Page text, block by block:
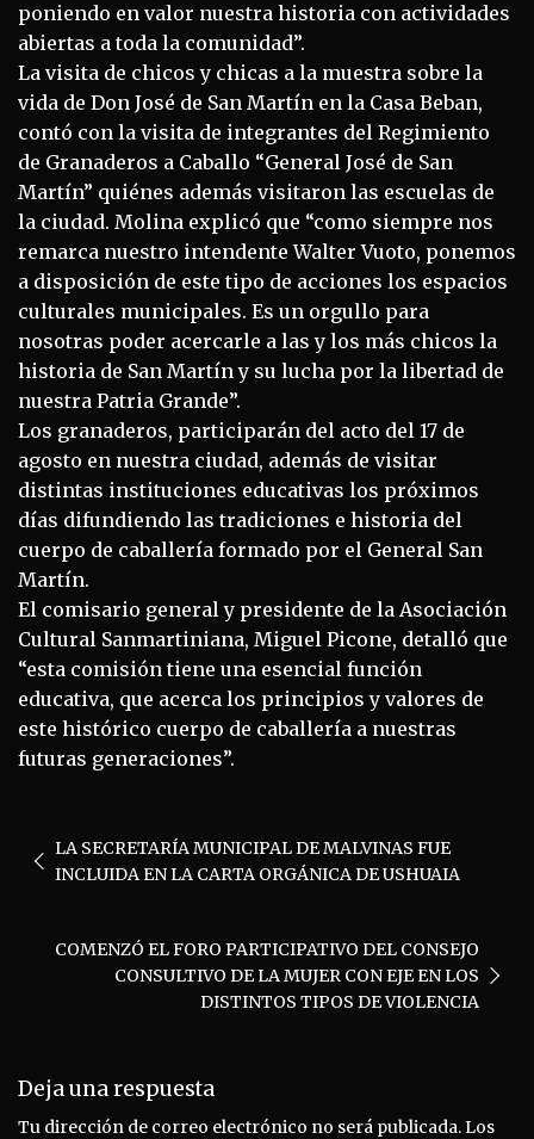
poniendo en valor nuestra historia con actividades
abiertas a toda la comunidad”.
La visita de chicos y chicas a la muestra sobre la
vida de Don José de San Martín en la Casa Beban,
contó con la visita de integrantes del Regimiento
de Granaderos a Caballo “General José de San
Martín” quiénes además visitaron las escuelas de
la ciudad. Molina explicó que “como siempre nos
remarca nuestro intendente Walter Vuoto, ponemos
a disposición de este tipo de acciones los espacios
culturales municipales. Es un orgullo para
nosotras poder acercarle a las y los más chicos la
historia de San Martín y su lucha por la libertad de
nuestra Patria Grande”.
Los granaderos, participarán del acto del 17 de
agosto en nuestra ciudad, además de visitar
distintas instituciones educativas los próximos
días difundiendo las tradiciones e historia del
cuerpo de caballería formado por el General San
Martín.
El comisario general y presidente de la Asociación
Cultural Sanmartiniana, Miguel Picone, detalló que
“esta comisión tiene una esencial función
educativa, que acerca los principios y valores de
este histórico cuerpo de caballería a nuestras
futuras generaciones”.
Navegación
de LA SECRETARÍA MUNICIPAL DE MALVINAS FUE
INCLUIDA EN LA CARTA ORGÁNICA DE USHUAIA
COMENZÓ EL FORO PARTICIPATIVO DEL CONSEJO
CONSULTIVO DE LA MUJER CON EJE EN LOS
DISTINTOS TIPOS DE VIOLENCIA
Deja una respuesta
Tu dirección de correo electrónico no será publicada.Los